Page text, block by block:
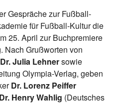
Gespräche zur Fußball-
für Fußball-Kultur die
25. April zur Buchpremiere
Nach Grußworten von
Julia Lehnersowie
Olympia-Verlag, geben
Dr. Lorenz Peiffer
Dr. Henry Wahlig (Deutsches